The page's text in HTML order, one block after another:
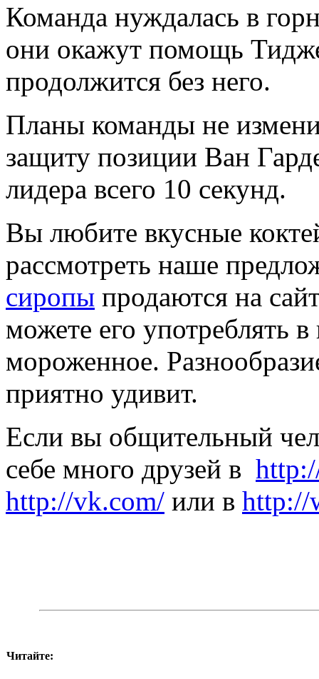
Команда нуждалась в
они окажут помощь
продолжится без него.
Планы команды не
защиту позиции Ван
лидера всего 10 секунд.
Вы любите вкусные
рассмотреть наше
сиропы продаются на
можете его употреблять
мороженное.
приятно удивит.
Если вы общительный
себе много друзей в
http://vk.com/ или в http://
Читайте: